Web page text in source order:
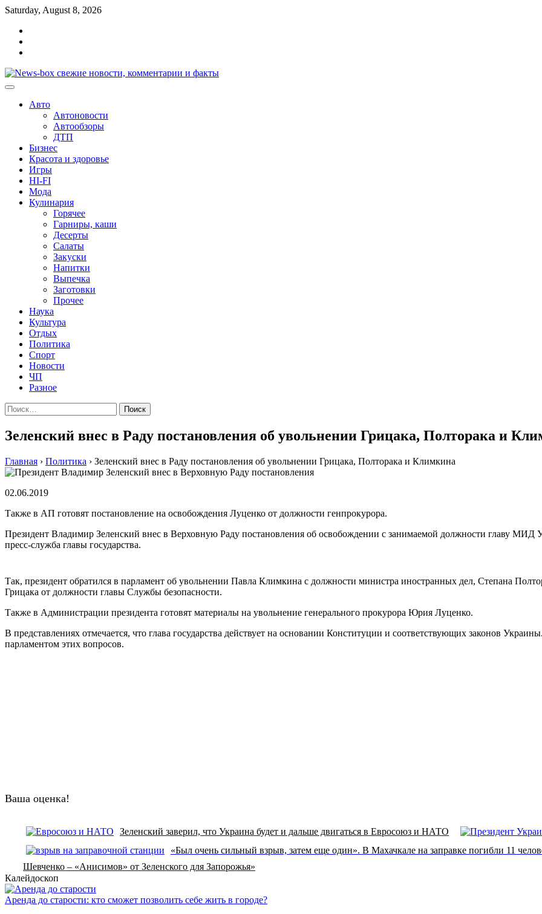
Перейти
содержимому
Saturday, August 8, 2026
Авто
Автоновости
Автообзоры
ДТП
Бизнес
Красота и здоровье
Игры
HI-FI
Мода
Кулинария
Горячее
Гарниры, каши
Десерты
Салаты
Закуски
Напитки
Выпечка
Заготовки
Прочее
Наука
Культура
Отдых
Политика
Спорт
Новости
ЧП
Разное
Найти:
Зеленский внес в Раду постановления об увольнении Грицака, Полторака и
Главная › Политика › Зеленский внес в Раду постановления об увольнении Грицака, Полторака и Климкина
02.06.2019
Также в АП готовят постановление на освобождения Луценко от должности генпрокурора.
Президент Владимир Зеленский внес в Верховную Раду постановления об освобождении с занимаемой должности главу МИД
пресс-служба главы государства.
Так, президент обратился в парламент об увольнении Павла Климкина с должности министра иностранных дел, Степана
Грицака от должности главы Службы безопасности.
Также в Администрации президента готовят материалы на увольнение генерального прокурора Юрия Луценко.
В представлениях отмечается, что глава государства действует на основании Конституции и соответствующих законов
парламентом этих вопросов.
Ваша оценка!
Зеленский заверил, что Украина будет и дальше двигаться в Евросоюз и НАТО
«Был очень сильный взрыв, затем еще один». В Махачкале на заправке погибли 11
Шевченко – «Анисимов» от Зеленского для Запорожья»
Калейдоскоп
Аренда до старости: кто сможет позволить себе жить в городе?